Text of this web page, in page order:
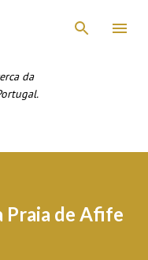
principal
da
Praia de Afife